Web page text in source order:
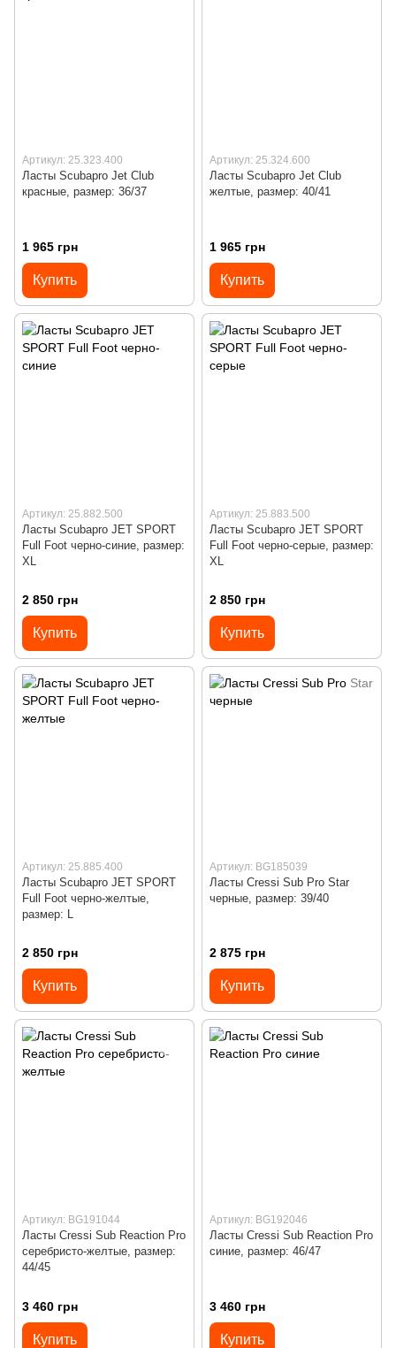
Артикул: 25.323.400
Ласты Scubapro Jet Club
красные, размер: 36/37
1 965 грн
Купить
Артикул: 25.324.600
Ласты Scubapro Jet Club
желтые, размер: 40/41
1 965 грн
Купить
Артикул: 25.882.500
Ласты Scubapro JET SPORT
Full Foot черно-синие, размер:
XL
2 850 грн
Купить
Артикул: 25.883.500
Ласты Scubapro JET SPORT
Full Foot черно-серые, размер:
XL
2 850 грн
Купить
Артикул: 25.885.400
Ласты Scubapro JET SPORT
Full Foot черно-желтые,
размер: L
2 850 грн
Купить
Артикул: BG185039
Ласты Cressi Sub Pro Star
черные, размер: 39/40
2 875 грн
Купить
Артикул: BG191044
Ласты Cressi Sub Reaction Pro
серебристо-желтые, размер:
44/45
3 460 грн
Купить
Артикул: BG192046
Ласты Cressi Sub Reaction Pro
синие, размер: 46/47
3 460 грн
Купить